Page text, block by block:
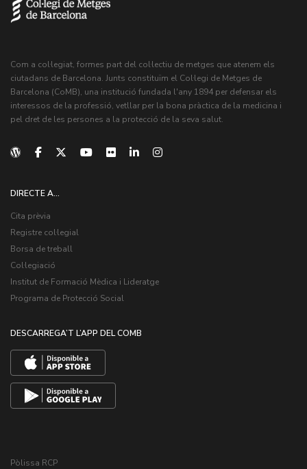
Com a col·legiat, formes part del col·lectiu de metges que atenem els
ciutadans de Barcelona. Junts constituïm el Col·legi de Metges de
Barcelona (CoMB), una institució fundada l'any 1894 per defensar els
interessos de la professió, vetllar per la bona pràctica de la medicina i
pel dret de les persones a la protecció de la seva salut.
DIRECTE A...
Cita prèvia
Registre col·legial
Borsa de treball
Col·legiació
Institut de Formació Mèdica i Lideratge
Programa de Protecció Social
DESCARREGA’T L’APP DEL COMB
Pòlissa RCP